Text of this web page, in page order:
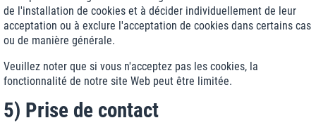
de l'installation de cookies et à décider individuellement de leur
acceptation ou à exclure l'acceptation de cookies dans certains cas
ou de manière générale.
Veuillez noter que si vous n'acceptez pas les cookies, la
fonctionnalité de notre site Web peut être limitée.
5) Prise de contact